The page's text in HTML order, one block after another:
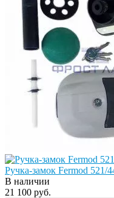
Ручка-замок Fermod
В наличии
21 100 руб.